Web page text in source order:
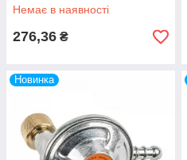
Немає в наявності
276,36 ₴
Новинка